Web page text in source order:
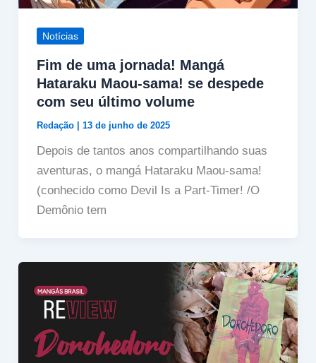
Notícias
Fim de uma jornada! Mangá
Hataraku Maou‑sama! se despede
com seu último volume
Redação | 13 de junho de 2025
Depois de tantos anos compartilhando suas
aventuras, o mangá Hataraku Maou‑sama!
(conhecido como Devil Is a Part‑Timer! /O
Demônio tem